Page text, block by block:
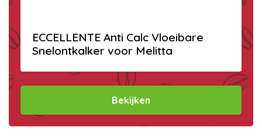
ECCELLENTE Anti Calc Vloeibare
Snelontkalker voor Melitta
Bekijken